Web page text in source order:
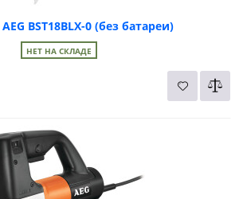
BST18BLX-0 (без батареи)
НЕТ НА СКЛАДЕ